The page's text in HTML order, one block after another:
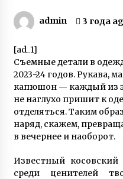
Игорь
Буковины
6 лет ago
Четверня
6 лет ago
admin 3 года
[ad_1]
Съемные детали в
2023−24 годов. Рукава,
капюшон — каждый из
не наглухо пришит к
отделяться. Таким
наряд, скажем,
в вечернее и наоборот.
Известный
среди ценителей